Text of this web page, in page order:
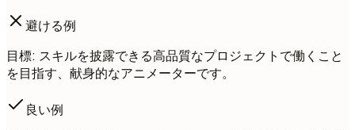
避ける例
目標: スキルを披露できる高品質なプロジェクトで働くこと
を目指す、献身的なアニメーターです。
良い例